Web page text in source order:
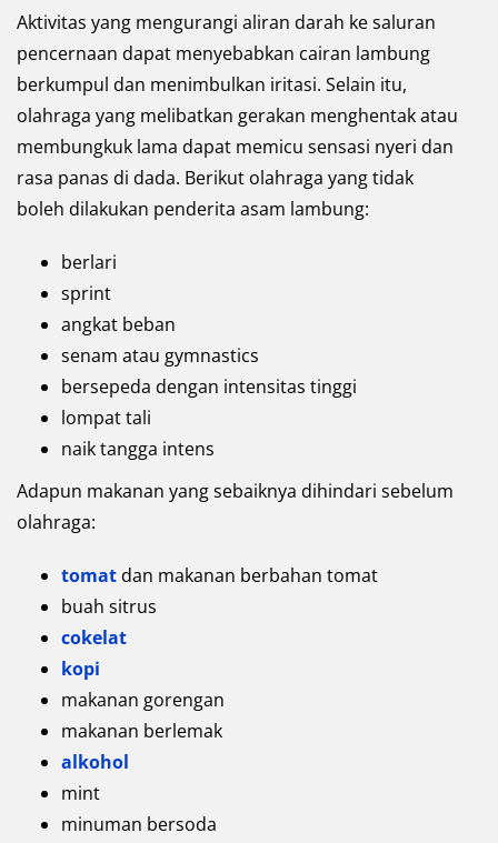
Aktivitas yang mengurangi aliran darah ke saluran
pencernaan dapat menyebabkan cairan lambung
berkumpul dan menimbulkan iritasi. Selain itu,
olahraga yang melibatkan gerakan menghentak atau
membungkuk lama dapat memicu sensasi nyeri dan
rasa panas di dada. Berikut olahraga yang tidak
boleh dilakukan penderita asam lambung:
berlari
sprint
angkat beban
senam atau gymnastics
bersepeda dengan intensitas tinggi
lompat tali
naik tangga intens
Adapun makanan yang sebaiknya dihindari sebelum
olahraga:
tomat dan makanan berbahan tomat
buah sitrus
cokelat
kopi
makanan gorengan
makanan berlemak
alkohol
mint
minuman bersoda